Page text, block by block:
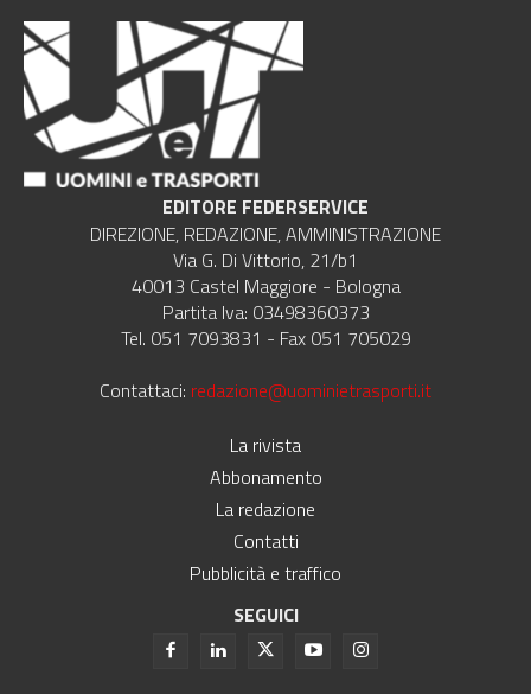
EDITORE FEDERSERVICE
DIREZIONE, REDAZIONE, AMMINISTRAZIONE
Via G. Di Vittorio, 21/b1
40013 Castel Maggiore - Bologna
Partita Iva: 03498360373
Tel. 051 7093831 - Fax 051 705029
Contattaci: redazione@uominietrasporti.it
La rivista
Abbonamento
La redazione
Contatti
Pubblicità e traffico
SEGUICI